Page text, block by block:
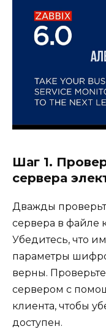
Шаг 1.
сервера
Дважды
сервера в файле
Убедитесь, что
параметры
верны.
сервером с
клиента, чтобы
доступен.